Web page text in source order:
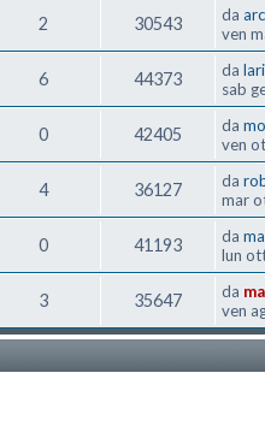
2 30543 da
ven
6 44373 da
sab
0 42405 da
ven
4 36127 da
mar
0 41193 da
lun
3 35647 da
ven